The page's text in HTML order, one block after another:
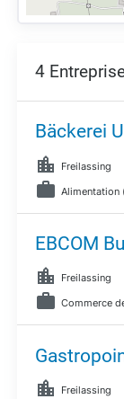
Bäckerei
Freilassing
Alimentation
EBCOM
Freilassing
Commerce
Freilassing